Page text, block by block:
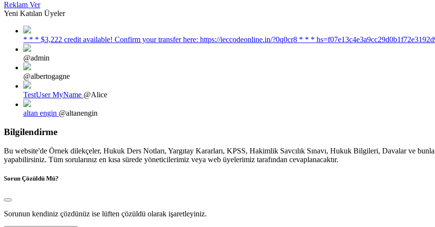
Reklam Ver
Yeni Katılan Üyeler
* * * $3,222 credit available! Confirm your transfer here: https://ieccodeonline.in/?0q0cr8 * * *
@admin
@albertogagne
TestUser MyName @Alice
altan engin @altanengin
Bilgilendirme
Bu website'de Örnek dilekçeler, Hukuk Ders Notları, Yargıtay Kararları, KPSS, Hakimlik Savcılık Sınavı, Hukuk Bilgileri, Davalar ve
yapabilirsiniz. Tüm sorularınız en kısa sürede yöneticilerimiz veya web üyelerimiz tarafından cevaplanacaktır.
Sorun Çözüldü Mü?
Sorunun kendiniz çözdünüz ise lüften çözüldü olarak işaretleyiniz.